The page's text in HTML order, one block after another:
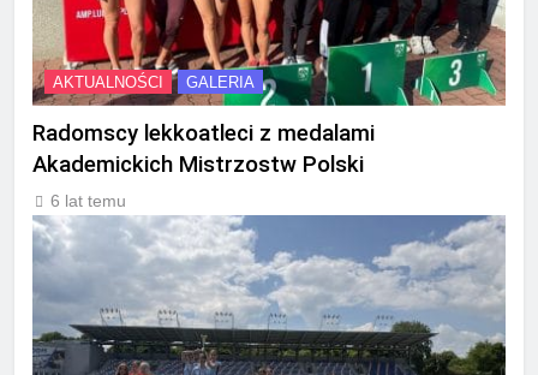
AKTUALNOŚCI GALERIA
Radomscy lekkoatleci z medalami
Akademickich Mistrzostw Polski
6 lat temu